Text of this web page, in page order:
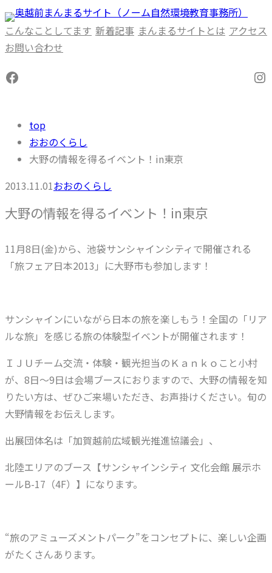
内
容
を
キ
こんなことしてます 新着記事 まんまるサイトとは アクセス
お問い合わせ
Facebook
top
おおのくらし
大野の情報を得るイベント！in東京
2013.11.01おおのくらし
大野の情報を得るイベント！in東京
11月8日(金)から、池袋サンシャインシティで開催される
「旅フェア日本2013」に大野市も参加します！
サンシャインにいながら日本の旅を楽しもう！全国の「リア
ルな旅」を感じる旅の体験型イベントが開催されます！
ＩＪＵチーム交流・体験・観光担当のＫａｎｋｏこと小村
が、8日～9日は会場ブースにおりますので、大野の情報を知
りたい方は、ぜひご来場いただき、お声掛けください。旬の
大野情報をお伝えします。
出展団体名は「加賀越前広域観光推進協議会」、
北陸エリアのブース【サンシャインシティ 文化会館 展示ホ
ールB-17（4F）】になります。
“旅のアミューズメントパーク”をコンセプトに、楽しい企画
がたくさんあります。